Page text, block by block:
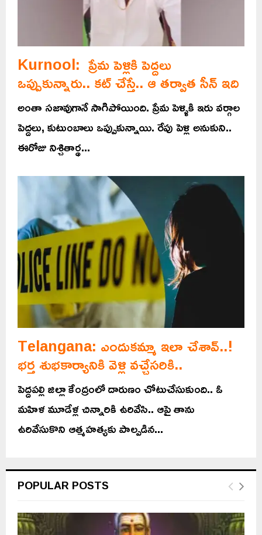
Kurnool: ప్రేమ పెళ్లికి పెద్దలు
ఒప్పుకున్నారు.. కట్ చేస్తే.. ఆ తర్వాత సీన్ ఇది
అంతా సజావుగానే సాగిపోయింది. ప్రేమ పెళ్ళికి ఇరు వర్గాల
పెద్దలు, కుటుంబాలు ఒప్పుకున్నాయి. రేపు పెళ్లి అనుకుని..
ఈరోజు నిశ్చితార్థ...
Telangana: ఎందుకమ్మా ఇలా చేశావ్..!
భర్త శుభకార్యానికి వెళ్లి వచ్చేసరికి..
పెద్దపల్లి జిల్లా కేంద్రంలో దారుణం చోటుచేసుకుంది.. ఓ
మహిళ మూడేళ్ల చిన్నారికి ఉరివేసి.. ఆపై తాను
ఉరివేసుకొని ఆత్మహత్యకు పాల్పడిన...
POPULAR POSTS